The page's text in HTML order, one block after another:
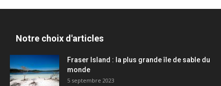
Notre choix d'articles
Fraser Island : la plus grande île de sable du
monde
5 septembre 2023